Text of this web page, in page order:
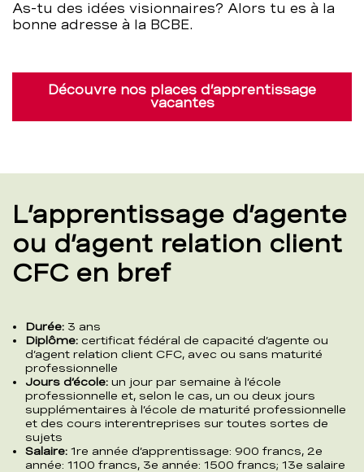
As-tu des idées visionnaires? Alors tu es à la
bonne adresse à la BCBE.
Découvre nos places d’apprentissage
vacantes
L’apprentissage d’agente
ou d’agent relation client
CFC en bref
Durée: 3 ans
Diplôme: certificat fédéral de capacité d’agente ou
d’agent relation client CFC, avec ou sans maturité
professionnelle
Jours d’école: un jour par semaine à l’école
professionnelle et, selon le cas, un ou deux jours
supplémentaires à l’école de maturité professionnelle
et des cours interentreprises sur toutes sortes de
sujets
Salaire: 1re année d’apprentissage: 900 francs, 2e
année: 1100 francs, 3e année: 1500 francs; 13e salaire